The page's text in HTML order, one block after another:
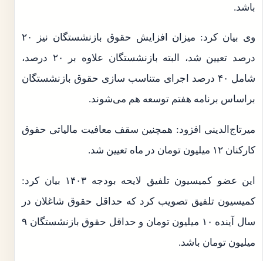
باشد.
وی بیان کرد: میزان افزایش حقوق بازنشستگان نیز ۲۰
درصد تعیین شد، البته بازنشستگان علاوه بر ۲۰ درصد،
شامل ۴۰ درصد اجرای متناسب سازی حقوق بازنشستگان
براساس برنامه هفتم توسعه هم می‌شوند.
میرتاج‌الدینی افزود: همچنین سقف معافیت مالیاتی حقوق
کارکنان ۱۲ میلیون تومان در ماه تعیین شد.
این عضو کمیسیون تلفیق لایحه بودجه ۱۴۰۳ بیان کرد:
کمیسیون تلفیق تصویب کرد که حداقل حقوق شاغلان در
سال آینده ۱۰ میلیون تومان و حداقل حقوق بازنشستگان ۹
میلیون تومان باشد.